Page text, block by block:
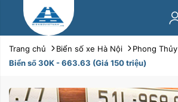
Trang chủ Biển số xe Hà Nội
Phong Thủy
Biển số 30K - 663.63 (Giá 150 triệu)